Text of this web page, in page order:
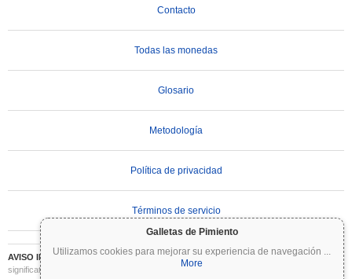
Galletas de Pimiento
Utilizamos cookies para mejorar su experiencia de navegación ...
More
Contacto
Todas las monedas
Glosario
Metodología
Política de privacidad
Términos de servicio
AVISO IMPORTANTE:Las criptomonedas son altamente volátiles e implican un riesgo
significativo. Puede perder parte o la totalidad de su inversión. Toda la información en